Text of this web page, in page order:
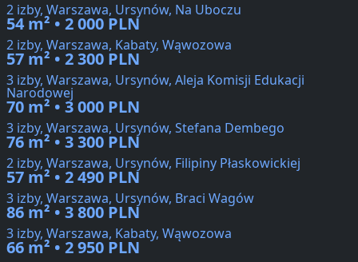
2 izby, Warszawa, Ursynów, Na Uboczu
54 m² • 2 000 PLN
2 izby, Warszawa, Kabaty, Wąwozowa
57 m² • 2 300 PLN
3 izby, Warszawa, Ursynów, Aleja Komisji Edukacji
Narodowej
70 m² • 3 000 PLN
3 izby, Warszawa, Ursynów, Stefana Dembego
76 m² • 3 300 PLN
2 izby, Warszawa, Ursynów, Filipiny Płaskowickiej
57 m² • 2 490 PLN
3 izby, Warszawa, Ursynów, Braci Wagów
86 m² • 3 800 PLN
3 izby, Warszawa, Kabaty, Wąwozowa
66 m² • 2 950 PLN